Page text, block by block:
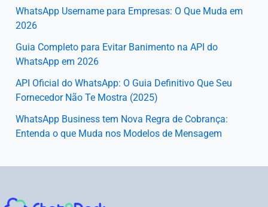
WhatsApp Username para Empresas: O Que Muda em
2026
Guia Completo para Evitar Banimento na API do
WhatsApp em 2026
API Oficial do WhatsApp: O Guia Definitivo Que Seu
Fornecedor Não Te Mostra (2025)
WhatsApp Business tem Nova Regra de Cobrança:
Entenda o que Muda nos Modelos de Mensagem
Instagram
Facebook